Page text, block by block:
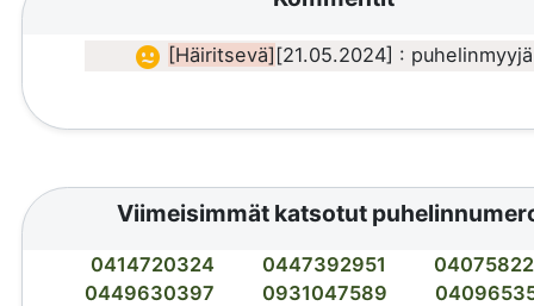
[Häiritsevä] [21.05.2024] : puhelinmyyjä
Viimeisimmät katsotut
0414720324 0447392951
0449630397
0931047589